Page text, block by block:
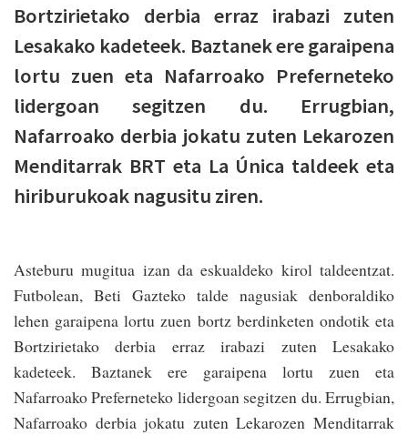
Bortzirietako derbia erraz irabazi zuten
Lesakako kadeteek. Baztanek ere garaipena
lortu zuen eta Nafarroako Preferneteko
lidergoan segitzen du. Errugbian,
Nafarroako derbia jokatu zuten Lekarozen
Menditarrak BRT eta La Única taldeek eta
hiriburukoak nagusitu ziren.
Asteburu mugitua izan da eskualdeko kirol taldeentzat.
Futbolean, Beti Gazteko talde nagusiak denboraldiko
lehen garaipena lortu zuen bortz berdinketen ondotik eta
Bortzirietako derbia erraz irabazi zuten Lesakako
kadeteek. Baztanek ere garaipena lortu zuen eta
Nafarroako Preferneteko lidergoan segitzen du. Errugbian,
Nafarroako derbia jokatu zuten Lekarozen Menditarrak